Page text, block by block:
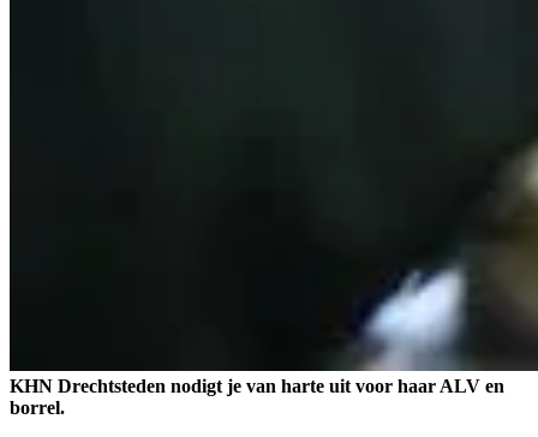
KHN Drechtsteden nodigt je van harte uit voor haar ALV en
borrel.